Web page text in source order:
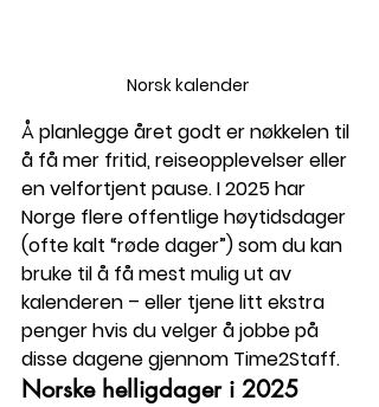
Norsk kalender
Å planlegge året godt er nøkkelen til
å få mer fritid, reiseopplevelser eller
en velfortjent pause. I 2025 har
Norge flere offentlige høytidsdager
(ofte kalt “røde dager”) som du kan
bruke til å få mest mulig ut av
kalenderen – eller tjene litt ekstra
penger hvis du velger å jobbe på
disse dagene gjennom Time2Staff.
Norske helligdager i 2025